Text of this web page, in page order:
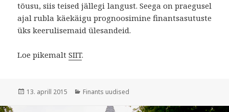
tõusu, siis teised jällegi langust. Seega on praegusel
ajal rubla käekäigu prognoosimine finantsasutuste
üks keerulisemaid ülesandeid.
Loe pikemaltSIIT.
Postitatud
13. aprill 2015 Rubriigid
Finants uudised